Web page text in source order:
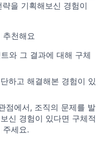
을 기획해보신 경험이
추천해요
와 그 결과에 대해 구체
하고 해결해본 경험이 있
점에서, 조직의 문제를 발
신 경험이 있다면 구체적
주세요.